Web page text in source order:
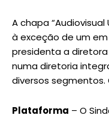
A chapa
à exceção de um
presidenta a
numa diretoria
diversos segmentos.
Plataforma – O